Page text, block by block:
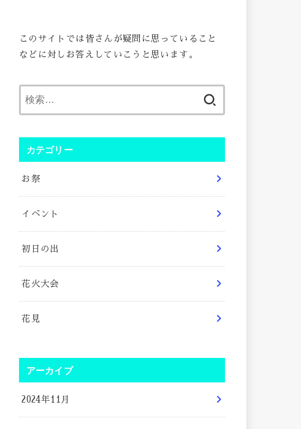
このサイトでは皆さんが疑問に思っていること
などに対しお答えしていこうと思います。
カテゴリー
お祭
イベント
初日の出
花火大会
花見
アーカイブ
2024年11月